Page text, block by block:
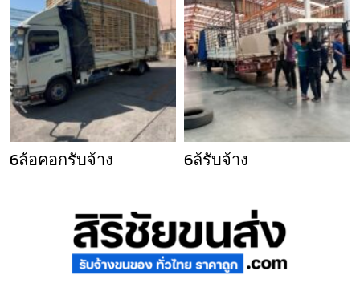
6ล้อคอกรับจ้าง 6ล้รับจ้าง